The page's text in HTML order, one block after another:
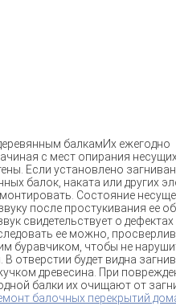
балкамИх ежегодно
с мест опирания
Если установлено
балок, наката или других
Состояние
после простукивания ее
свидетельствует о дефектах
ее можно,
буравчиком, чтобы не
В отверстии будет видна
древесина. При
балки их очищают от
балочных перекрытий